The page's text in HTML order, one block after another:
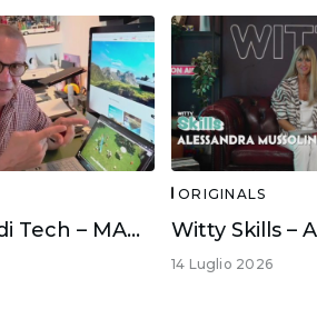
Ho voglia di Tech – MAMMOTION LUBA 3 AWD
ORIGINALS
14 Luglio 2026